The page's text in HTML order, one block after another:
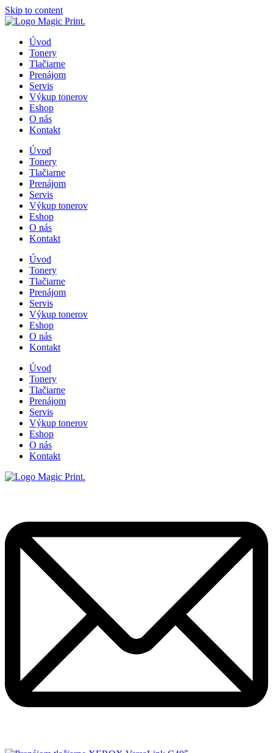
Skip to content
Úvod
Tonery
Tlačiarne
Prenájom
Servis
Výkup tonerov
Eshop
O nás
Kontakt
Úvod
Tonery
Tlačiarne
Prenájom
Servis
Výkup tonerov
Eshop
O nás
Kontakt
Úvod
Tonery
Tlačiarne
Prenájom
Servis
Výkup tonerov
Eshop
O nás
Kontakt
Úvod
Tonery
Tlačiarne
Prenájom
Servis
Výkup tonerov
Eshop
O nás
Kontakt